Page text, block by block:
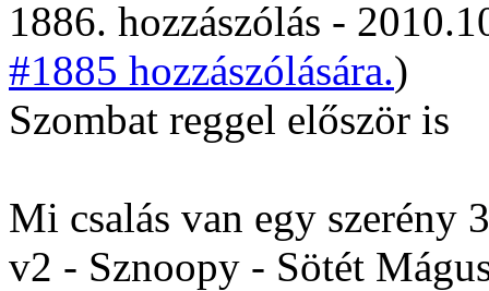
1886. hozzászólás -
#1885 hozzászólására.)
Szombat reggel először is
Mi csalás van egy szerény
v2 - Sznoopy - Sötét